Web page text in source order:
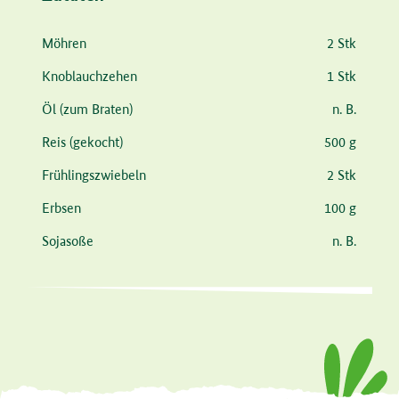
Zutat
Möhren 2 Stk
Knoblauchzehen 1 Stk
Öl (zum Braten) n. B.
Reis (gekocht) 500 g
Frühlingszwiebeln 2 Stk
Erbsen 100 g
Sojasoße n. B.